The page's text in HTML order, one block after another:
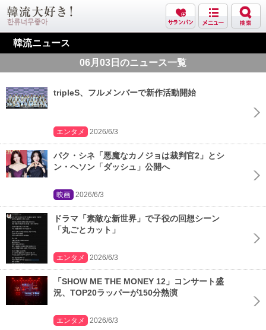
韓流ニュース
06月03日のニュース一覧
tripleS、フルメンバーで新作活動開始
エンタメ 2026/6/3
パク・シネ「悪魔なカノジョは裁判官2」とシ
ン・ヘソン「ダッシュ」公開へ
映画 2026/6/3
ドラマ「素敵な新世界」で子役の回想シーン
「丸ごとカット」
エンタメ 2026/6/3
「SHOW ME THE MONEY 12」コンサート盛
況、TOP20ラッパーが150分熱演
エンタメ 2026/6/3